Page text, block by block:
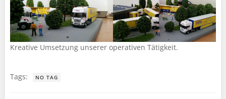
Kreative Umsetzung unserer operativen Tätigkeit.
Tags: NO TAG